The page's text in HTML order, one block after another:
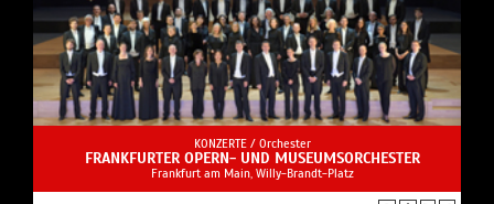
KONZERTE / Orchester
FRANKFURTER OPERN- UND MUSEUMSORCHESTER
Frankfurt am Main, Willy-Brandt-Platz